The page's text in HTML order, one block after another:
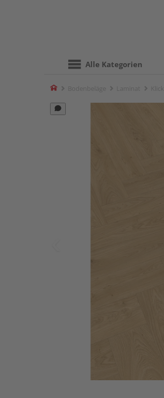
Alle Kategorien
Home